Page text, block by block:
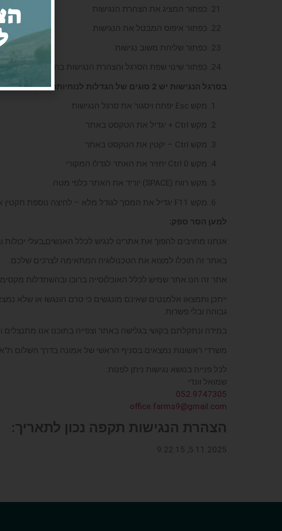
כפתור המציג את הצהרת הנגישות
כפתור איפוס המבטל את הנגישות
כפתור שליחת משוב נגישות
כפתור שינוי שפת הסרגל והצהרת הנגישות בהתאם
בסרגל הנגישות יש 2 סוגים של הגדלות לנוחיותכם,אך אם
מקש Esc יפתח ויסגור את סרגל הנגישות
מקש Ctrl + יגדיל את הטקסט באתר
מקש Ctrl – יקטין את הטקסט באתר
מקש Ctrl 0 יחזיר את האתר לגדלו המקורי
מקש רווח (SPACE) יוריד את האתר כלפי מטה.
מקש F11 יגדיל את המסך לגודל מלא – לחיצה נוספת תקטין אותו חזרה.
למען הסר ספק:
אנחנו מחויבים להפוך את אתרינו לנגיש לכלל האנשים,בעלי יכולות
באתר זה תוכלו למצוא את הטכנולוגיה המתאימה לצרכים שלכם.
אתר זה הנו אתר שמיש לכלל האוכלוסייה ברובו ובהשתדלות
ייתכן ותמצאו אלמנטים שאינם מונגשים כי טרם הונגשו או שלא
גבוהה ובלי פשרות.
במידה ונתקלתם בקושי בגלישה באתר וצפייה בתוכנו אנו מתנצלים
משרדי ראשונות נמצאים בסניף הראשי של אמונה בדרך השלום ת"א
לכל פנייה בנושא נגישות ניתן לפנות:
שמואל וונדי
052.9747305
office.farms9@gmail.com
הצהרת הנגישות תקפה נכון לתאריך:
5.11.2025, 9:22:15